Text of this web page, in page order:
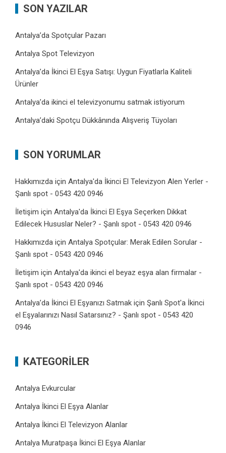
SON YAZILAR
Antalya’da Spotçular Pazarı
Antalya Spot Televizyon
Antalya’da İkinci El Eşya Satışı: Uygun Fiyatlarla Kaliteli
Ürünler
Antalya’da ikinci el televizyonumu satmak istiyorum
Antalya’daki Spotçu Dükkânında Alışveriş Tüyoları
SON YORUMLAR
Hakkımızda için Antalya'da İkinci El Televizyon Alen Yerler -
Şanlı spot - 0543 420 0946
İletişim için Antalya'da İkinci El Eşya Seçerken Dikkat
Edilecek Hususlar Neler? - Şanlı spot - 0543 420 0946
Hakkımızda için Antalya Spotçular: Merak Edilen Sorular -
Şanlı spot - 0543 420 0946
İletişim için Antalya'da ikinci el beyaz eşya alan firmalar -
Şanlı spot - 0543 420 0946
Antalya’da İkinci El Eşyanızı Satmak için Şanlı Spot'a İkinci
el Eşyalarınızı Nasıl Satarsınız? - Şanlı spot - 0543 420
0946
KATEGORILER
Antalya Evkurcular
Antalya İkinci El Eşya Alanlar
Antalya İkinci El Televizyon Alanlar
Antalya Muratpaşa İkinci El Eşya Alanlar